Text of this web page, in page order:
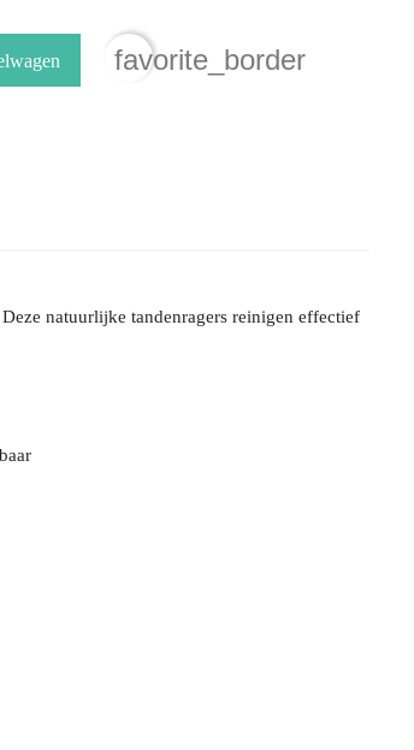
favorite_border
natuurlijke tandenragers reinigen effectief